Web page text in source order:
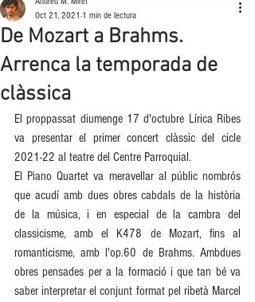
De Mozart a Brahms.
Arrenca la temporada de
clàssica
Oct 21, 2021 1 min de lectura
El proppassat diumenge 17 d'octubre Lírica Ribes
va presentar el primer concert clàssic del cicle
2021-22 al teatre del Centre Parroquial.
El Piano Quartet va meravellar al públic nombrós
que acudí amb dues obres cabdals de la història
de la música, i en especial de la cambra del
classicisme, amb el K478 de Mozart, fins al
romanticisme, amb l'op.60 de Brahms. Ambdues
obres pensades per a la formació i que tan bé va
saber interpretar el conjunt format pel ribetà Marcel